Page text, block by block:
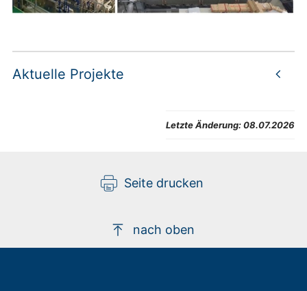
Aktuelle Projekte
Letzte Änderung:08.07.2026
Seite drucken
nach oben